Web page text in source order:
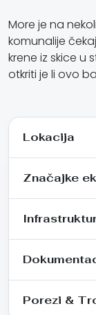
More je na
komunalije
krene iz skice u
otkriti je li ovo
Lokacija
Značajke
Porezi &